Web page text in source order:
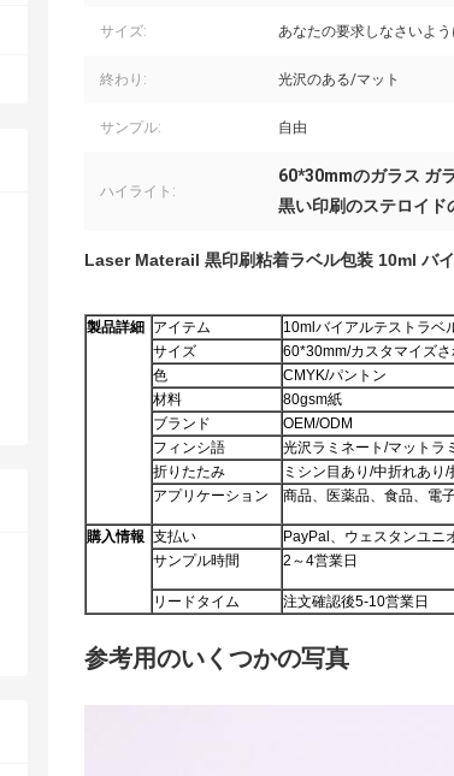
サイズ: あなたの要求しなさいよ
終わり: 光沢のある/マット
サンプル: 自由
ハイライト:
60*30mmのガラス ガ
黒い印刷のステロイド
Laser Materail 黒印刷粘着ラベル包装 10ml バ
製品詳細 アイテム
10mlバイアルテストラベ
サイズ
60*30mm/カスタマイズさ
色
CMYK/パントン
材料
80gsm紙
ブランド
OEM/ODM
フィンシ語
光沢ラミネート/マットラ
折りたたみ
ミシン目あり/中折れあり/
アプリケーション
商品、医薬品、食品、電
購入情報 支払い
PayPal、ウェスタンユニ
サンプル時間
2～4営業日
リードタイム 注文確認後5-10営業日
参考用のいくつかの写真